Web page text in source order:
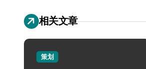
相关文章
策划